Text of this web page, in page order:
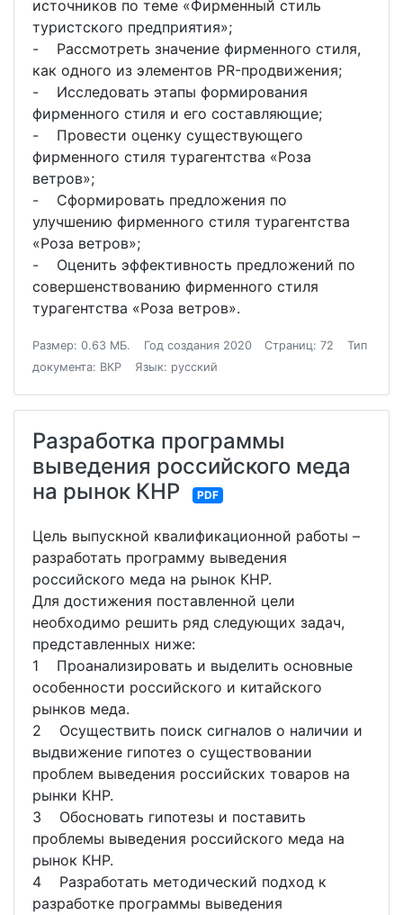
источников по теме «Фирменный стиль
туристского предприятия»;
- Рассмотреть значение фирменного стиля,
как одного из элементов PR-продвижения;
- Исследовать этапы формирования
фирменного стиля и его составляющие;
- Провести оценку существующего
фирменного стиля турагентства «Роза
ветров»;
- Сформировать предложения по
улучшению фирменного стиля турагентства
«Роза ветров»;
- Оценить эффективность предложений по
совершенствованию фирменного стиля
турагентства «Роза ветров».
Размер: 0.63 МБ. Год создания 2020 Страниц: 72
Тип
документа: ВКР
Язык: русский
Разработка программы
выведения российского меда
на рынок КНР
PDF
Цель выпускной квалификационной работы –
разработать программу выведения
российского меда на рынок КНР.
Для достижения поставленной цели
необходимо решить ряд следующих задач,
представленных ниже:
1 Проанализировать и выделить основные
особенности российского и китайского
рынков меда.
2 Осуществить поиск сигналов о наличии и
выдвижение гипотез о существовании
проблем выведения российских товаров на
рынки КНР.
3 Обосновать гипотезы и поставить
проблемы выведения российского меда на
рынок КНР.
4 Разработать методический подход к
разработке программы выведения